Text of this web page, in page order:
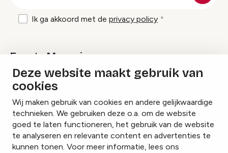
Deze website maakt gebruik van
cookies
Wij maken gebruik van cookies en andere gelijkwaardige
technieken. We gebruiken deze o.a. om de website
goed te laten functioneren, het gebruik van de website
te analyseren en relevante content en advertenties te
kunnen tonen. Voor meer informatie, lees ons
Ik ga akkoord met de privacy policy
Events Magazine
Ik ontvang graag Events Magazine
InstagramFacebookLinkedIn